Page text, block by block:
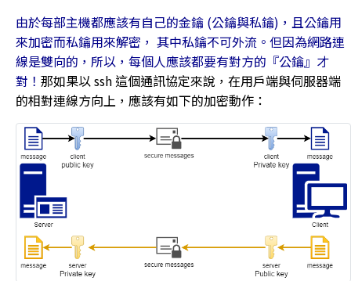
由於每部主機都應該有自己的金鑰 (公鑰與私鑰)，且公鑰用
來加密而私鑰用來解密， 其中私鑰不可外流。但因為網路連
線是雙向的，所以，每個人應該都要有對方的『公鑰』才
對！ 那如果以 ssh 這個通訊協定來說，在用戶端與伺服器端
的相對連線方向上，應該有如下的加密動作：